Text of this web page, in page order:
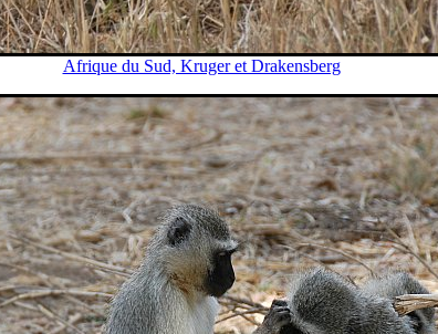
Afrique du Sud, Kruger et Drakensberg